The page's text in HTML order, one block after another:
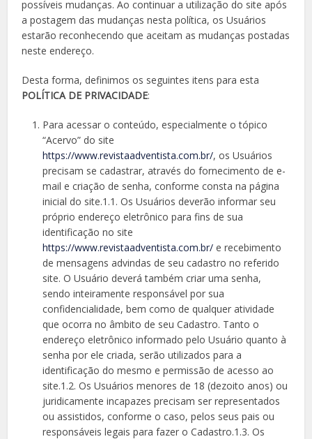
possíveis mudanças. Ao continuar a utilização do site após
a postagem das mudanças nesta política, os Usuários
estarão reconhecendo que aceitam as mudanças postadas
neste endereço.
Desta forma, definimos os seguintes itens para esta
POLÍTICA DE PRIVACIDADE:
Para acessar o conteúdo, especialmente o tópico
“Acervo” do site
https://www.revistaadventista.com.br/, os Usuários
precisam se cadastrar, através do fornecimento de e-
mail e criação de senha, conforme consta na página
inicial do site.1.1. Os Usuários deverão informar seu
próprio endereço eletrônico para fins de sua
identificação no site
https://www.revistaadventista.com.br/ e recebimento
de mensagens advindas de seu cadastro no referido
site. O Usuário deverá também criar uma senha,
sendo inteiramente responsável por sua
confidencialidade, bem como de qualquer atividade
que ocorra no âmbito de seu Cadastro. Tanto o
endereço eletrônico informado pelo Usuário quanto à
senha por ele criada, serão utilizados para a
identificação do mesmo e permissão de acesso ao
site.1.2. Os Usuários menores de 18 (dezoito anos) ou
juridicamente incapazes precisam ser representados
ou assistidos, conforme o caso, pelos seus pais ou
responsáveis legais para fazer o Cadastro.1.3. Os